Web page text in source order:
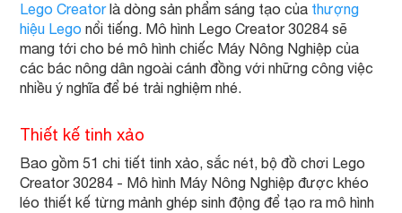
Lego Creatorlà dòng sản phẩm sáng tạo của thượng
hiệu Lego nổi tiếng. Mô hình Lego Creator 30284 sẽ
mang tới cho bé mô hình chiếc Máy Nông Nghiệp của
các bác nông dân ngoài cánh đồng với những công việc
nhiều ý nghĩa để bé trải nghiệm nhé.
Thiết kế tinh xảo
Bao gồm 51 chi tiết tinh xảo, sắc nét, bộ đồ chơi Lego
Creator 30284 - Mô hình Máy Nông Nghiệp được khéo
léo thiết kế từng mảnh ghép sinh động để tạo ra mô hình